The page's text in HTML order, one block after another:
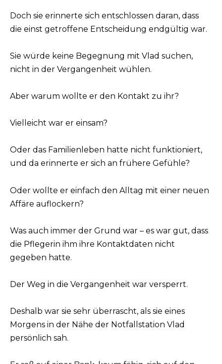
Doch sie erinnerte sich entschlossen daran, dass
die einst getroffene Entscheidung endgültig war.
Sie würde keine Begegnung mit Vlad suchen,
nicht in der Vergangenheit wühlen.
Aber warum wollte er den Kontakt zu ihr?
Vielleicht war er einsam?
Oder das Familienleben hatte nicht funktioniert,
und da erinnerte er sich an frühere Gefühle?
Oder wollte er einfach den Alltag mit einer neuen
Affäre auflockern?
Was auch immer der Grund war – es war gut, dass
die Pflegerin ihm ihre Kontaktdaten nicht
gegeben hatte.
Der Weg in die Vergangenheit war versperrt.
Deshalb war sie sehr überrascht, als sie eines
Morgens in der Nähe der Notfallstation Vlad
persönlich sah.